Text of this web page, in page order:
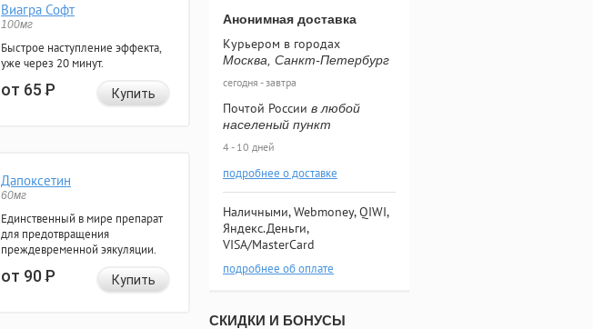
Виагра Софт
100мг
Быстрое наступление эффекта,
уже через 20 минут.
от 65Р Купить
Дапоксетин
60мг
Единственный в мире препарат
для предотвращения
преждевременной эякуляции.
от 90Р Купить
Анонимная доставка
Курьером в городах
Москва, Санкт-Петербург
сегодня - завтра
Почтой России в любой
населеный пункт
4 - 10 дней
подробнее о доставке
Наличными, Webmoney, QIWI,
Яндекс.Деньги,
VISA/MasterCard
подробнее об оплате
СКИДКИ И БОНУСЫ